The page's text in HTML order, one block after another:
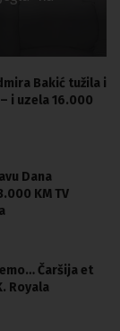
Bakić tužila i
i uzela 16.000
Dana
KM TV
Čaršija et
Royala